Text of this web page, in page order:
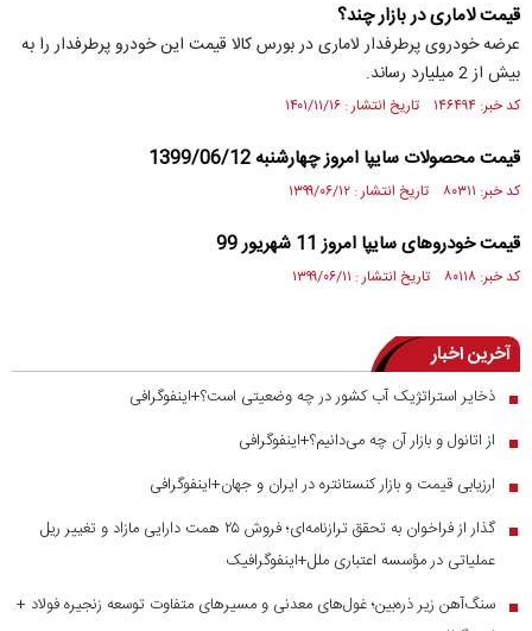
قیمت لاماری در بازار چند؟
عرضه خودروی پرطرفدار لاماری در بورس کالا قیمت این خودرو پرطرفدار را به
بیش از 2 میلیارد رساند.
کد خبر: ۱۴۶۴۹۴ تاریخ انتشار : ۱۴۰۱/۱۱/۱۶
قیمت محصولات سایپا امروز چهارشنبه 1399/06/12
کد خبر: ۸۰۳۱۱ تاریخ انتشار : ۱۳۹۹/۰۶/۱۲
قیمت خودرو‌های سایپا امروز 11 شهریور 99
کد خبر: ۸۰۱۱۸ تاریخ انتشار : ۱۳۹۹/۰۶/۱۱
آخرین اخبار
■ ذخایر استراتژیک آب کشور در چه وضعیتی است؟+اینفوگرافی
■ از اتانول و بازار آن چه می‌دانیم؟+اینفوگرافی
■ ارزیابی قیمت و بازار کنستانتره در ایران و جهان+اینفوگرافی
■
گذار از فراخوان به تحقق ترازنامه‌ای؛ فروش ۲۵ همت دارایی مازاد و تغییر ریل
عملیاتی در مؤسسه اعتباری ملل+اینفوگرافیک
■ سنگ‌آهن زیر ذره‌بین؛ غول‌های معدنی و مسیر‌های متفاوت توسعه زنجیره فولاد +